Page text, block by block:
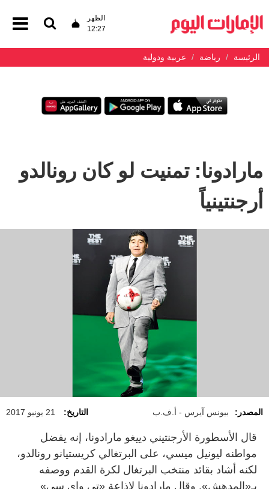
الظهر
12:27
الرئيسة رياضة عربية ودولية
مارادونا: تمنيت لو كان رونالدو
أرجنتينياً
المصدر: بيونس آيرس - أ.ف.ب التاريخ: 21 يونيو 2017
قال الأسطورة الأرجنتيني دييغو مارادونا، إنه يفضل
مواطنه ليونيل ميسي، على البرتغالي كريستيانو رونالدو،
لكنه أشاد بقائد منتخب البرتغال لكرة القدم ووصفه
بـ«المدهش». وقال مارادونا لإذاعة «تي واي سي»